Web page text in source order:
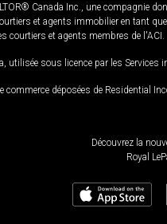
Canada Inc., une
et agents immobilier en tant
courtiers et agents membres de l'ACI.
utilisée sous licence par les
commerce déposées de Residential
Découvrez la
Royal